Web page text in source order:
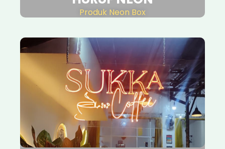
Produk Neon Box